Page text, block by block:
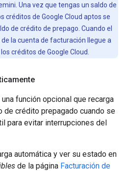
Una vez que tengas un saldo de
créditos de Google Cloud aptos se
de crédito de prepago. Cuando el
la cuenta de facturación llegue a
créditos de Google Cloud.
función opcional que recarga
de crédito prepagado cuando se
para evitar interrupciones del
automática y ver su estado en
de la página Facturación de